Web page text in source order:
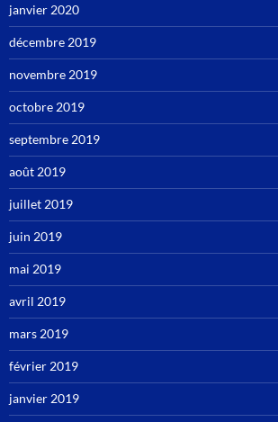
janvier 2020
décembre 2019
novembre 2019
octobre 2019
septembre 2019
août 2019
juillet 2019
juin 2019
mai 2019
avril 2019
mars 2019
février 2019
janvier 2019